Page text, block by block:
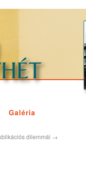
Galéria
dilemmái →